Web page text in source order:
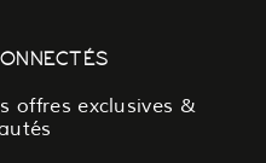
offres exclusives &